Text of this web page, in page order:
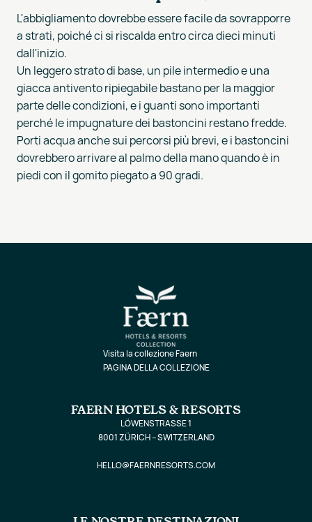
L'abbigliamento dovrebbe essere facile da sovrapporre
a strati, poiché ci si riscalda entro circa dieci minuti
dall'inizio.
Un leggero strato di base, un pile intermedio e una
giacca antivento ripiegabile bastano per la maggior
parte delle condizioni, e i guanti sono importanti
perché le impugnature dei bastoncini restano fredde.
Porti acqua anche sui percorsi più brevi, e i bastoncini
dovrebbero arrivare al palmo della mano quando è in
piedi con il gomito piegato a 90 gradi.
Visita la collezione Faern
PAGINA DELLA COLLEZIONE
FAERN HOTELS & RESORTS
LÖWENSTRASSE 1
8001 ZÜRICH – SWITZERLAND
HELLO@FAERNRESORTS.COM